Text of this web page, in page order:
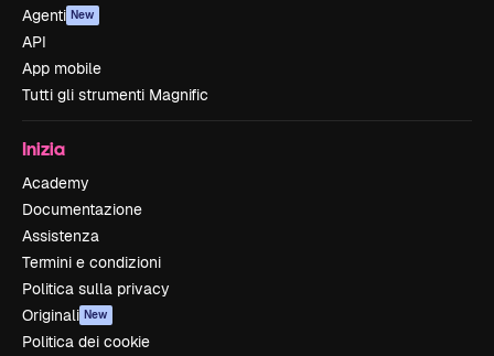
Agenti New
API
App mobile
Tutti gli strumenti Magnific
Inizia
Academy
Documentazione
Assistenza
Termini e condizioni
Politica sulla privacy
Originali New
Politica dei cookie